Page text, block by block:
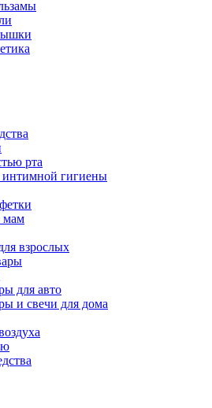
рта
интимной гигиены
мам
взрослых
для авто
и свечи для дома